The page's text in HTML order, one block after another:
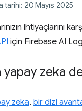
tarihi: 20 Mayıs 2025
ihtiyaçlarını
için Firebase AI
yapay zeka
zeka, bir dizi